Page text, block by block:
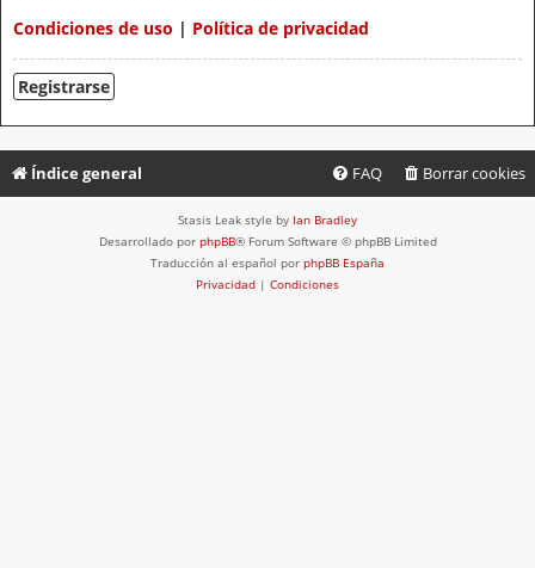
Condiciones de uso | Política de privacidad
Registrarse
Índice general Borrar cookies
FAQ
Stasis Leak style by Ian Bradley
Desarrollado por phpBB® Forum Software © phpBB Limited
Traducción al español por phpBB España
Privacidad | Condiciones